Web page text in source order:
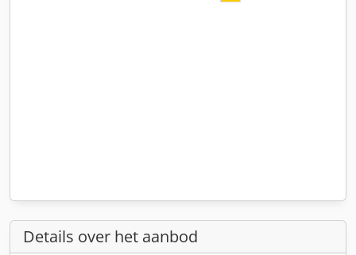
Details over het aanbod